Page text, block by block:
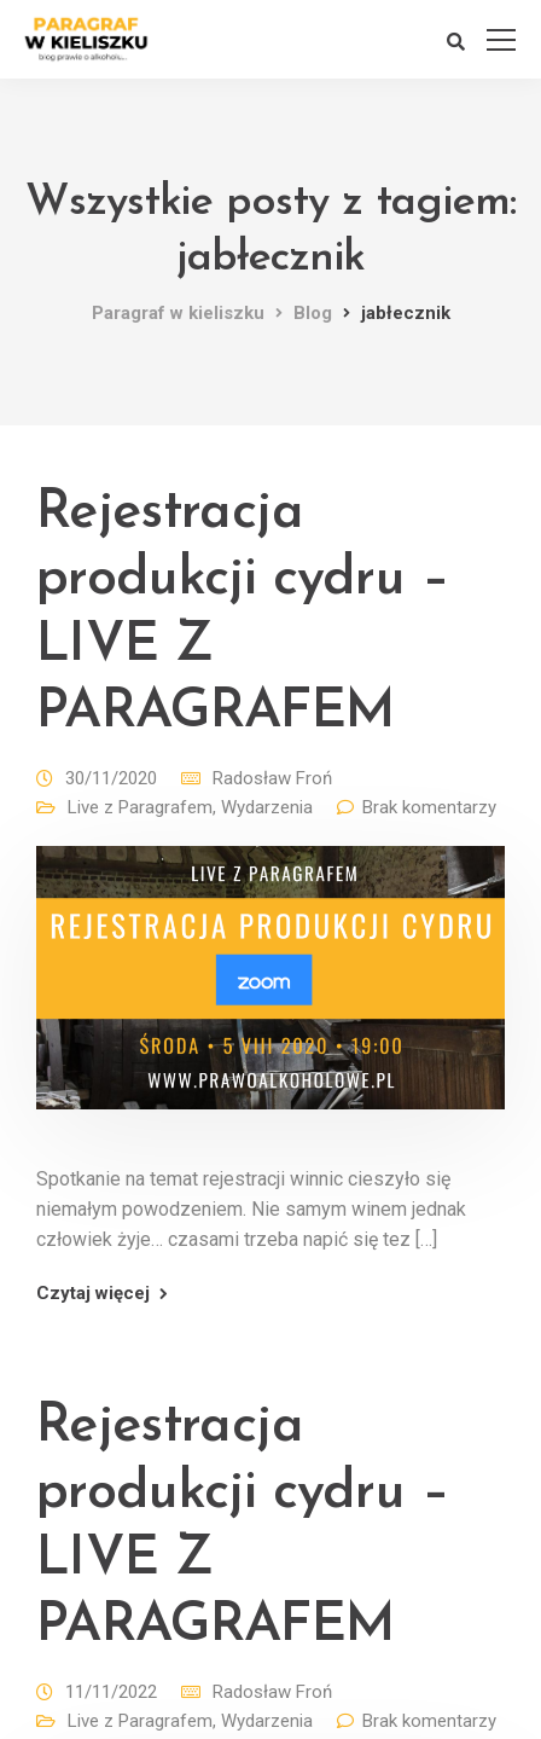
Wszystkie posty z tagiem:
jabłecznik
Paragraf w kieliszku Blog jabłecznik
Rejestracja
produkcji cydru –
LIVE Z
PARAGRAFEM
30/11/2020
Radosław Froń
Live z Paragrafem, Wydarzenia Brak komentarzy
Spotkanie na temat rejestracji winnic cieszyło się
niemałym powodzeniem. Nie samym winem jednak
człowiek żyje… czasami trzeba napić się tez […]
Czytaj więcej
Rejestracja
produkcji cydru –
LIVE Z
PARAGRAFEM
11/11/2022
Radosław Froń
Live z Paragrafem, Wydarzenia Brak komentarzy